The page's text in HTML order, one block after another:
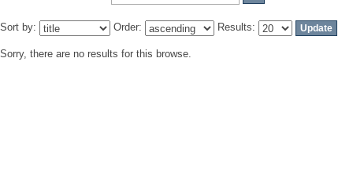
Sort by: Order: Results:
Sorry, there are no results for this browse.